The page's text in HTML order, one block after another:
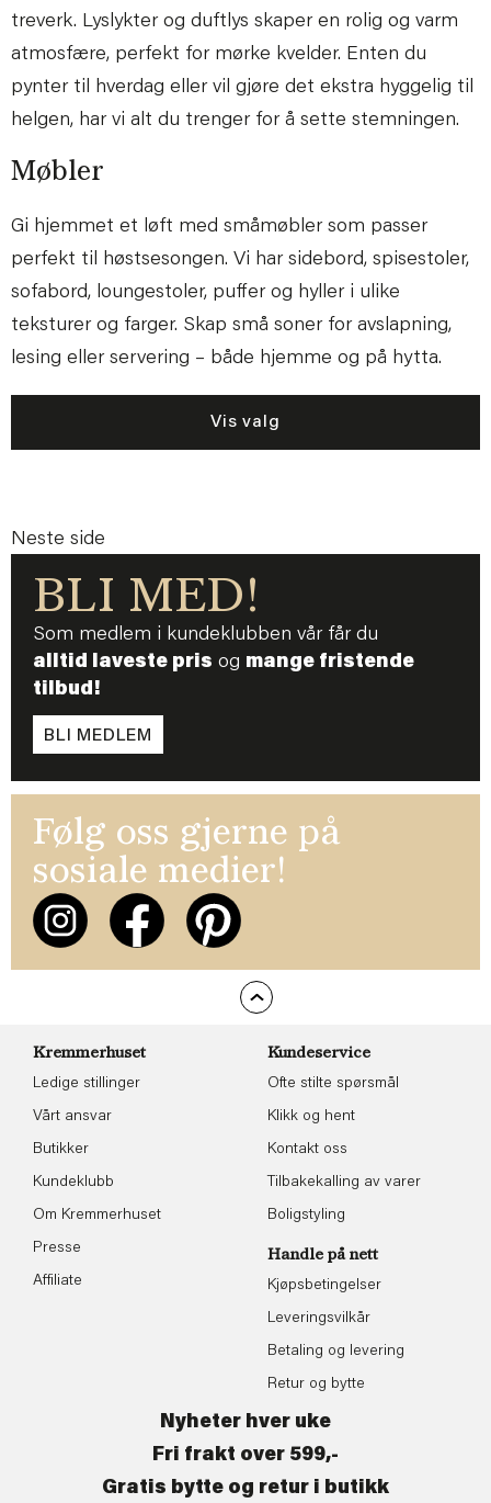
treverk. Lyslykter og duftlys skaper en rolig og varm
atmosfære, perfekt for mørke kvelder. Enten du
pynter til hverdag eller vil gjøre det ekstra hyggelig til
helgen, har vi alt du trenger for å sette stemningen.
Møbler
Gi hjemmet et løft med småmøbler som passer
perfekt til høstsesongen. Vi har sidebord, spisestoler,
sofabord, loungestoler, puffer og hyller i ulike
teksturer og farger. Skap små soner for avslapning,
lesing eller servering – både hjemme og på hytta.
Vis valg
Neste side
BLI MED!
Som medlem i kundeklubben vår får du
alltid laveste pris og mange fristende
tilbud!
BLI MEDLEM
Følg oss gjerne på
sosiale medier!
Kremmerhuset
Ledige stillinger
Vårt ansvar
Butikker
Kundeklubb
Om Kremmerhuset
Presse
Affiliate
Kundeservice
Ofte stilte spørsmål
Klikk og hent
Kontakt oss
Tilbakekalling av varer
Boligstyling
Handle på nett
Kjøpsbetingelser
Leveringsvilkår
Betaling og levering
Retur og bytte
Nyheter hver uke
Fri frakt over 599,-
Gratis bytte og retur i butikk